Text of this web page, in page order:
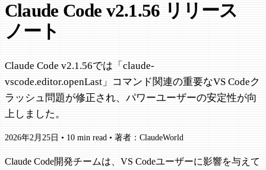
Claude Code v2.1.56 リリース
ノート
Claude Code v2.1.56では「claude-
vscode.editor.openLast」コマンド関連の重要なVS Codeク
ラッシュ問題が修正され、パワーユーザーの安定性が向
上しました。
2026年2月25日 • 10 min read • 著者：ClaudeWorld
Claude Code開発チームは、VS Codeユーザーに影響を与えて